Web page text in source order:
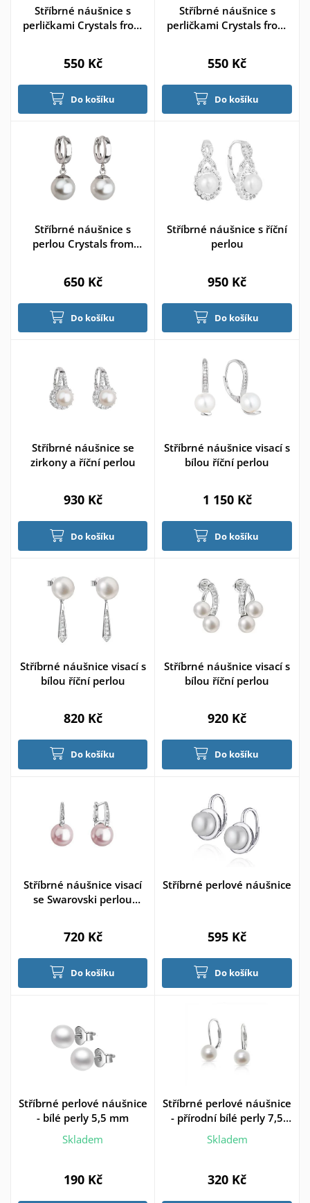
Stříbrné náušnice s
perličkami Crystals from
550 Kč
Do košíku
Stříbrné náušnice s
perličkami Crystals from
550 Kč
Do košíku
Stříbrné náušnice s
perlou Crystals from
650 Kč
Do košíku
Stříbrné náušnice s říční
perlou
950 Kč
Do košíku
Stříbrné náušnice se
zirkony a říční perlou
930 Kč
Do košíku
Stříbrné náušnice visací s
bílou říční perlou
1 150 Kč
Do košíku
Stříbrné náušnice visací s
bílou říční perlou
820 Kč
Do košíku
Stříbrné náušnice visací s
bílou říční perlou
920 Kč
Do košíku
Stříbrné náušnice visací
se Swarovski perlou
720 Kč
Do košíku
Stříbrné perlové náušnice
595 Kč
Do košíku
Stříbrné perlové náušnice
- bílé perly 5,5 mm
Skladem
190 Kč
Stříbrné perlové náušnice
- přírodní bílé perly 7,5
mm
Skladem
320 Kč